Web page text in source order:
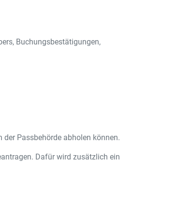
Buchungsbestätigungen,
der Passbehörde abholen können.
Dafür wird zusätzlich ein